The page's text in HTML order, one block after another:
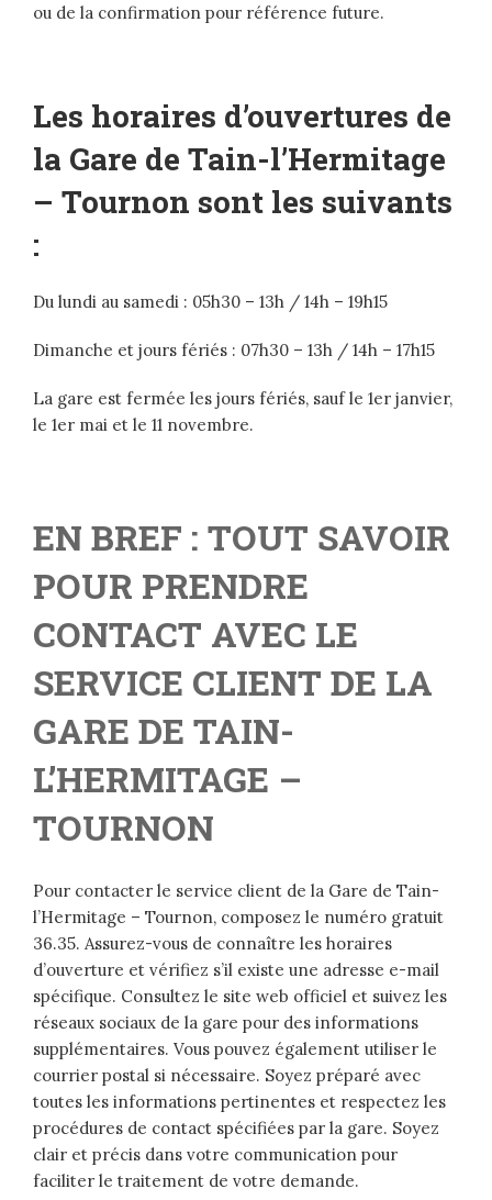
ou de la confirmation pour référence future.
Les horaires d’ouvertures de
la Gare de Tain-l’Hermitage
– Tournon sont les suivants
:
Du lundi au samedi : 05h30 – 13h / 14h – 19h15
Dimanche et jours fériés : 07h30 – 13h / 14h – 17h15
La gare est fermée les jours fériés, sauf le 1er janvier,
le 1er mai et le 11 novembre.
EN BREF : TOUT SAVOIR
POUR PRENDRE
CONTACT AVEC LE
SERVICE CLIENT DE LA
GARE DE TAIN-
L’HERMITAGE –
TOURNON
Pour contacter le service client de la Gare de Tain-
l’Hermitage – Tournon, composez le numéro gratuit
36.35. Assurez-vous de connaître les horaires
d’ouverture et vérifiez s’il existe une adresse e-mail
spécifique. Consultez le site web officiel et suivez les
réseaux sociaux de la gare pour des informations
supplémentaires. Vous pouvez également utiliser le
courrier postal si nécessaire. Soyez préparé avec
toutes les informations pertinentes et respectez les
procédures de contact spécifiées par la gare. Soyez
clair et précis dans votre communication pour
faciliter le traitement de votre demande.